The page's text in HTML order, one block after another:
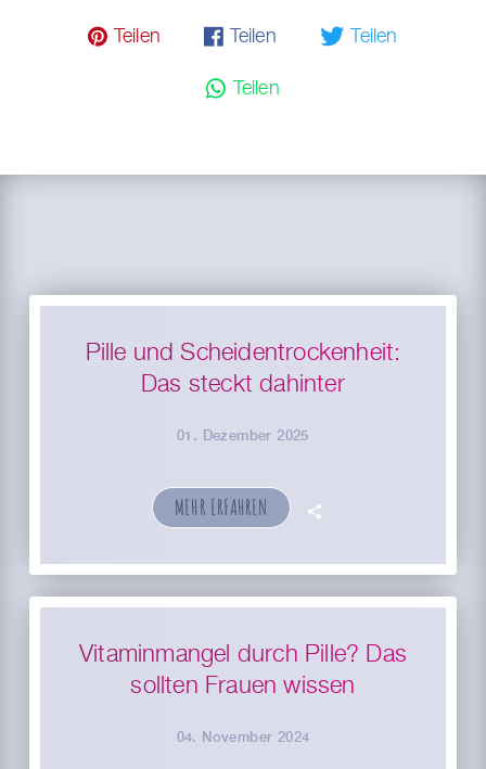
𝓟 Teilen 𝗳 Teilen 🐦 Teilen
💬 Teilen
Pille und Scheidentrockenheit:
Das steckt dahinter
01. Dezember 2025
MEHR ERFAHREN 🗣
Vitaminmangel durch Pille? Das
sollten Frauen wissen
04. November 2024